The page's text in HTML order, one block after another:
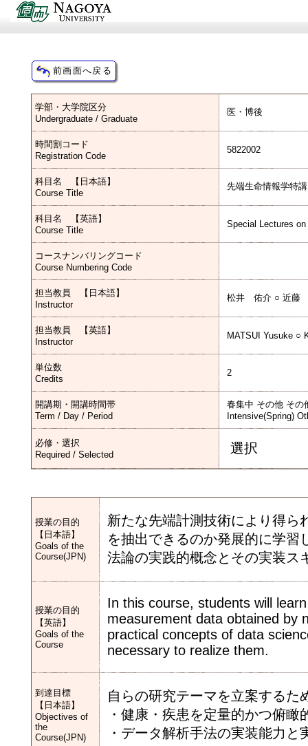
学部・大学院区分
Undergraduate / Graduate
医・博後
時間割コード
Registration Code
5822002
科目名 【日本語】
Course Title
先端生命情報学特講
科目名 【英語】
Course Title
Special Lectures
コースナンバリングコード
Course Numbering Code
担当教員 【日本語】
Instructor
松井 佑介 ○ 近藤
担当教員 【英語】
Instructor
MATSUI Yusuke ○
単位数
Credits
2
開講期・開講時間帯
Term / Day / Period
春集中 その他 その
Intensive(Spring)
必修・選択
Required / Selected
選択
授業の目的
【日本語】
Goals of the
Course(JPN)
新たな先端計測技術により得ら
を抽出できるのか発展的に学習
法論の実践的概念とその実装ス
授業の目的
【英語】
Goals of the
Course
In this course, students will
measurement data obtained by
practical concepts of data
necessary to realize them.
到達目標
【日本語】
Objectives of
the
Course(JPN)
自らの研究テーマを立案するた
・健康・疾患を定量的かつ俯
・データ解析手法の実装能力と